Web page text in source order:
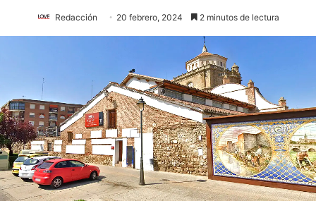
Redacción 20 febrero, 2024 2 minutos de lectura